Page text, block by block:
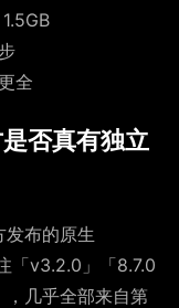
全
否真有独立
发布的原生
「v3.2.0」「8.7.0
几乎全部来自第